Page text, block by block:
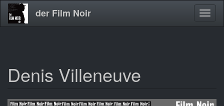
Direkt
zum
der Film Noir
Denis Villeneuve